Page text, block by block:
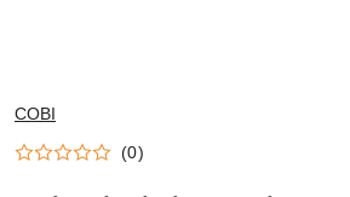
NAZWA
PRODUCENTA:
COBI
(0)